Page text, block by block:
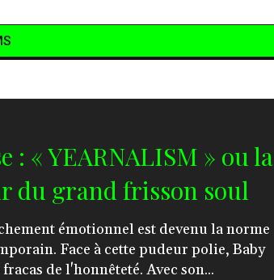
: « YEARNALISM » ou la
du grand frisson soul
Face à cette pudeur polie, Baby
de l'honnêteté. Avec son...